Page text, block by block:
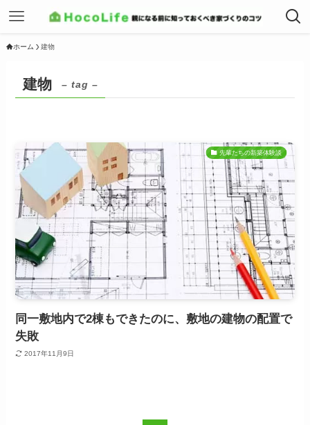
ホーム 建物
建物 – tag –
先輩たちの新築体験談
同一敷地内で2棟もできたのに、敷地の建物の配置で
失敗
2017年11月9日